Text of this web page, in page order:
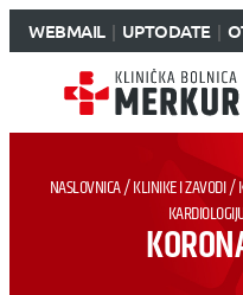
WEBMAIL UPTODATE
NASLOVNICA/KLINIKE I ZAVODI/